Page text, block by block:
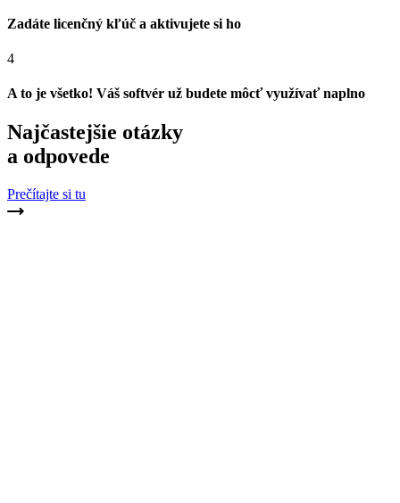
Zadáte licenčný kľúč a aktivujete si ho
4
A to je všetko! Váš softvér už budete môcť využívať naplno
Najčastejšie otázky
a odpovede
Prečítajte si tu